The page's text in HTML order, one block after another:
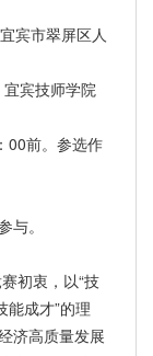
宾市翠屏区人
宾技师学院
00前。参选作
与。
初衷，以“技
能成才”的理
济高质量发展